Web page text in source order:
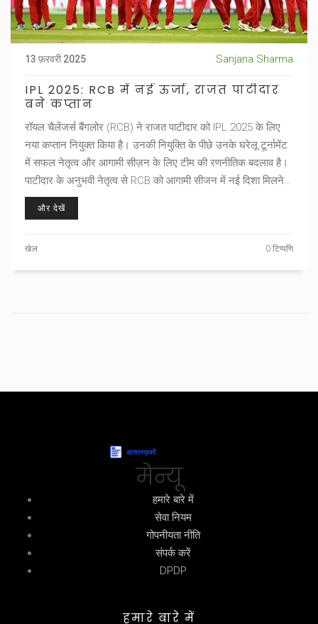
13 फ़रवरी 2025 Sanjana Sharma
IPL 2025: RCB में नई ऊर्जा, राजत पाटीदार
बने कप्तान
रॉयल चैलेंजर्स बैंगलोर (RCB) ने राजत पाटीदार को IPL 2025 के लिए
नया कप्तान नियुक्त किया है। उनकी नियुक्ति के पीछे उनके घरेलू टूर्नामेंट
में सफल नेतृत्व और आगामी सीज़न के लिए टीम की रणनीतिक बदलाव है।
पाटीदार के अनुभवी नेतृत्व से RCB को आगामी सीजन में नई दिशा मिलने
की उम्मीद है।
और देखें
खेल 0 टिप्पणि
मेन्यू
हमारे बारे में
सेवा नियम
गोपनीयता नीति
संपर्क करें
DPDP
हमारे बारे में